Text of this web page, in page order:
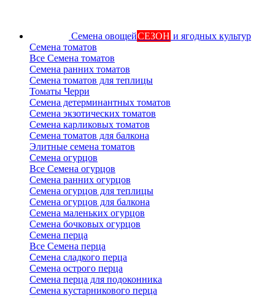
Семена овощейСЕЗОН и ягодных культур
Семена томатов
Все Семена томатов
Семена ранних томатов
Семена томатов для теплицы
Томаты Черри
Семена детерминантных томатов
Семена экзотических томатов
Семена карликовых томатов
Семена томатов для балкона
Элитные семена томатов
Семена огурцов
Все Семена огурцов
Семена ранних огурцов
Семена огурцов для теплицы
Семена огурцов для балкона
Семена маленьких огурцов
Семена бочковых огурцов
Семена перца
Все Семена перца
Семена сладкого перца
Семена острого перца
Семена перца для подоконника
Семена кустарникового перца